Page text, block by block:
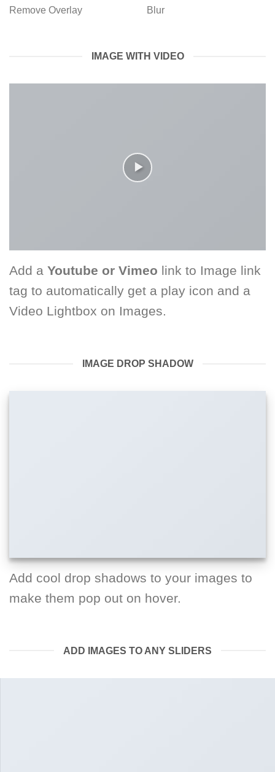
Remove Overlay Blur
IMAGE WITH VIDEO
Add a Youtube or Vimeo link to Image link
tag to automatically get a play icon and a
Video Lightbox on Images.
IMAGE DROP SHADOW
Add cool drop shadows to your images to
make them pop out on hover.
ADD IMAGES TO ANY SLIDERS